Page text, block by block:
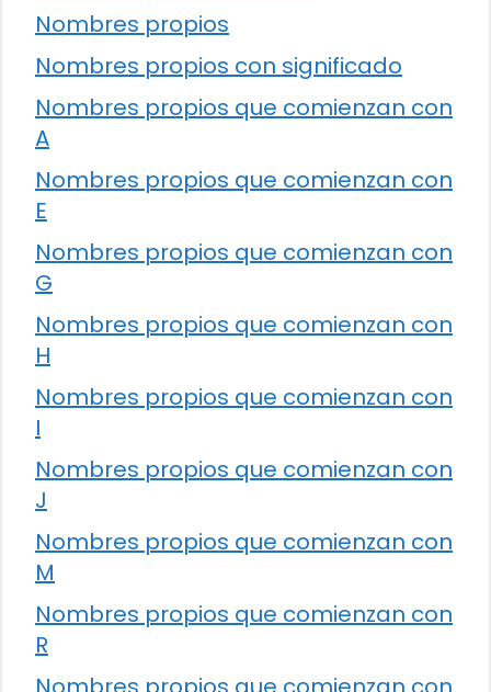
Nombres propios
Nombres propios con significado
Nombres propios que comienzan con
A
Nombres propios que comienzan con
E
Nombres propios que comienzan con
G
Nombres propios que comienzan con
H
Nombres propios que comienzan con
I
Nombres propios que comienzan con
J
Nombres propios que comienzan con
M
Nombres propios que comienzan con
R